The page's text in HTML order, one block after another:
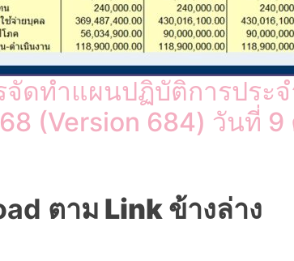
จัดทำแผนปฏิบัติการประ
(Version 684) วันที่ 9
ตาม Link ข้างล่าง